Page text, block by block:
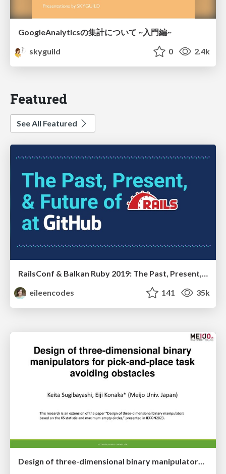
GoogleAnalyticsの集計について ~入門編~
skyguild
0 2.4k
Featured
See All Featured
RailsConf & Balkan Ruby 2019: The Past, Present, and Future of Rails at GitHub
eileencodes
141 35k